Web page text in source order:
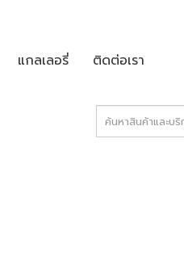
แกลเลอรี่ ติดต่อเรา